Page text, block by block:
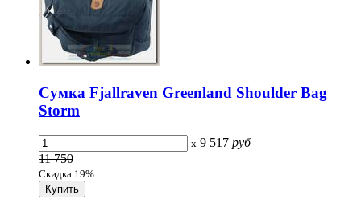
Сумка Fjallraven Greenland Shoulder Bag
Storm
x 9 517 руб
11 750
Скидка 19%